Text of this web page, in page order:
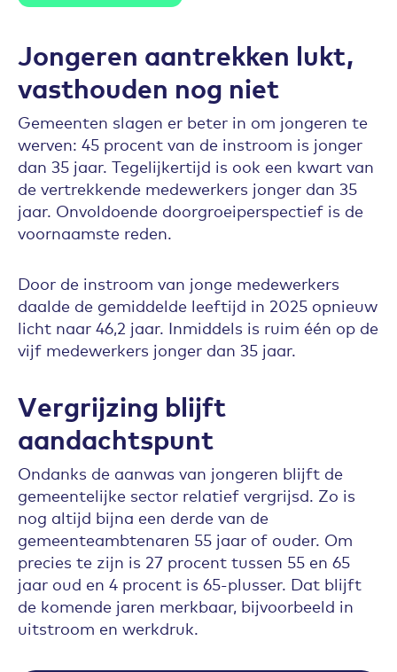
Jongeren aantrekken lukt,
vasthouden nog niet
Gemeenten slagen er beter in om jongeren te
werven: 45 procent van de instroom is jonger
dan 35 jaar. Tegelijkertijd is ook een kwart van
de vertrekkende medewerkers jonger dan 35
jaar. Onvoldoende doorgroeiperspectief is de
voornaamste reden.
Door de instroom van jonge medewerkers
daalde de gemiddelde leeftijd in 2025 opnieuw
licht naar 46,2 jaar. Inmiddels is ruim één op de
vijf medewerkers jonger dan 35 jaar.
Vergrijzing blijft
aandachtspunt
Ondanks de aanwas van jongeren blijft de
gemeentelijke sector relatief vergrijsd. Zo is
nog altijd bijna een derde van de
gemeenteambtenaren 55 jaar of ouder. Om
precies te zijn is 27 procent tussen 55 en 65
jaar oud en 4 procent is 65-plusser. Dat blijft
de komende jaren merkbaar, bijvoorbeeld in
uitstroom en werkdruk.